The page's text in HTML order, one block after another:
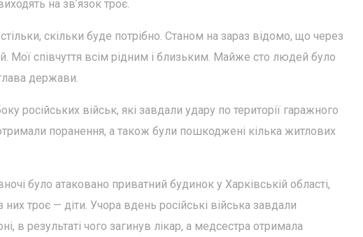
на звʼязок троє.
скільки буде потрібно. Станом на зараз відомо, що через
Мої співчуття всім рідним і близьким. Майже сто людей було
держави.
російських військ, які завдали удару по території гаражного
поранення, а також були пошкоджені кілька житлових
було атаковано приватний будинок у Харківській області,
троє — діти. Учора вдень російські війська завдали
в результаті чого загинув лікар, а медсестра отримала